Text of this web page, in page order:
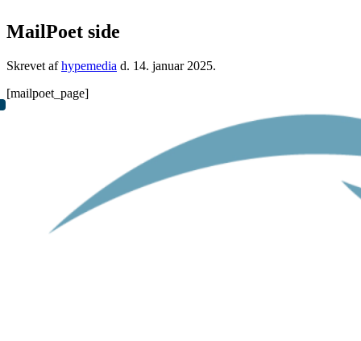
MailPoet side
Skrevet afhypemedia d. 14. januar 2025.
[mailpoet_page]